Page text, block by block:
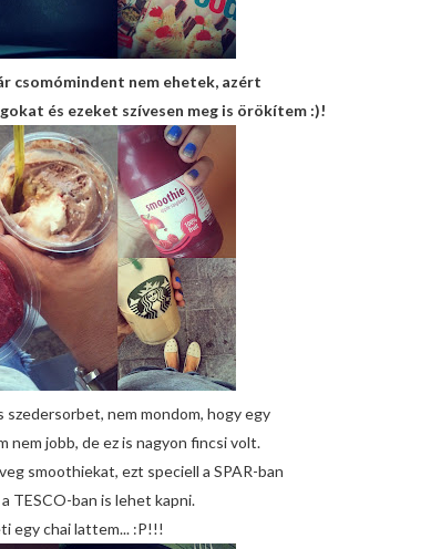
csomómindent nem ehetek, azért
és ezeket szívesen meg is örökítem :)!
szedersorbet, nem mondom, hogy egy
nem jobb, de ez is nagyon fincsi volt.
smoothiekat, ezt speciell a SPAR-ban
TESCO-ban is lehet kapni.
egy chai lattem... :P!!!